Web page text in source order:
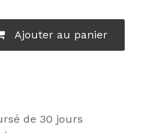
Ajouter au panier
de 30 jours